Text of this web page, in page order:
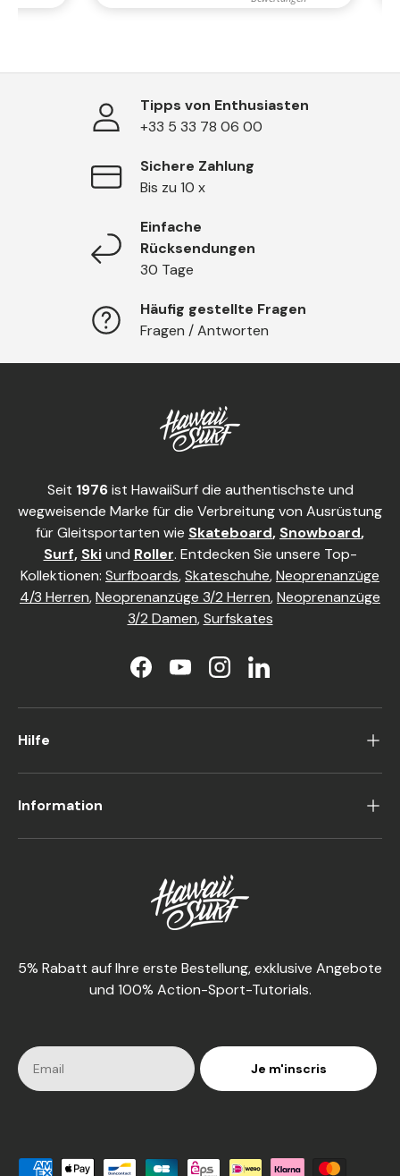
Tipps von Enthusiasten
+33 5 33 78 06 00
Sichere Zahlung
Bis zu 10 x
Einfache
Rücksendungen
30 Tage
Häufig gestellte Fragen
Fragen / Antworten
Seit 1976ist HawaiiSurf die authentischste und
wegweisende Marke für die Verbreitung von Ausrüstung
für Gleitsportarten wie Skateboard, Snowboard,
Surf, Skiund Roller. Entdecken Sie unsere Top-
Kollektionen: Surfboards,Skateschuhe,Neoprenanzüge
4/3 Herren,Neoprenanzüge 3/2 Herren,Neoprenanzüge
3/2 Damen,Surfskates
FacebookYouTubeInstagramLinkedIn
Hilfe
Information
5% Rabatt auf Ihre erste Bestellung, exklusive Angebote
und 100% Action-Sport-Tutorials.
Je m'inscris
Akzeptierte Zahlungsmethoden